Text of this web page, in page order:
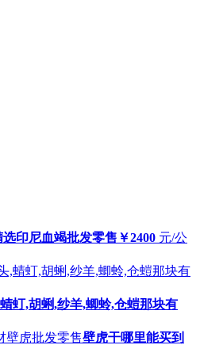
选印尼血竭批发零售 ￥2400 元/公
虰,胡蜊,纱羊,蝍蛉,仓螘那块有
壁虎干哪里能买到